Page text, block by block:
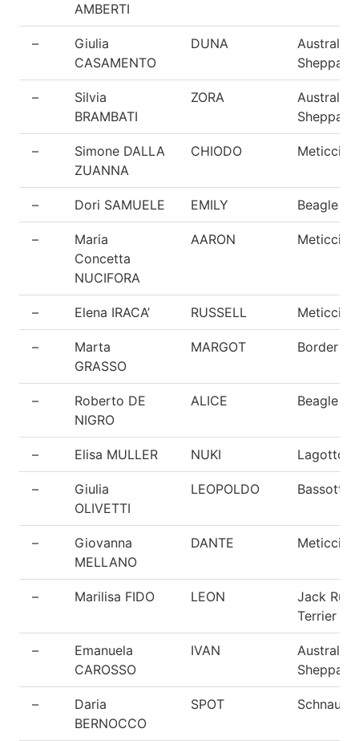
AMBERTI
–
Giulia
CASAMENTO
DUNA
Australian
Sheppard
–
Silvia
BRAMBATI
ZORA
Australian
Sheppard
–
Simone DALLA
ZUANNA
CHIODO Meticcio
– Dori SAMUELE EMILY Beagle
–
Maria
Concetta
NUCIFORA
AARON Meticcio
– Elena IRACA’ RUSSELL Meticcio
–
Marta
GRASSO
MARGOT Border
–
Roberto DE
NIGRO
ALICE Beagle
– Elisa MULLER NUKI Lagotto
–
Giulia
OLIVETTI
LEOPOLDO Bassotto
–
Giovanna
MELLANO
DANTE Meticcio
– Marilisa FIDO LEON
Jack
Terrier
–
Emanuela
CAROSSO
IVAN
Australian
Sheppard
–
Daria
BERNOCCO
SPOT